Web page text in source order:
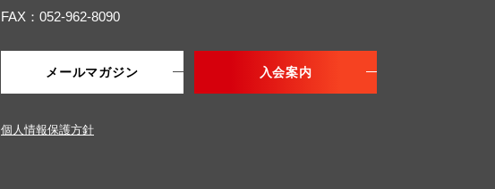
FAX：052-962-8090
メールマガジン 入会案内
個人情報保護方針